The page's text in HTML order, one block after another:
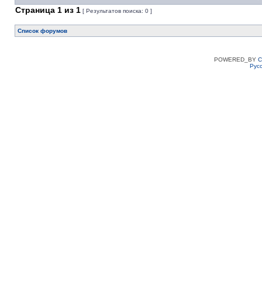
Страница 1 из 1 [ Результатов поиска: 0 ]
Список форумов
POWERED_BY